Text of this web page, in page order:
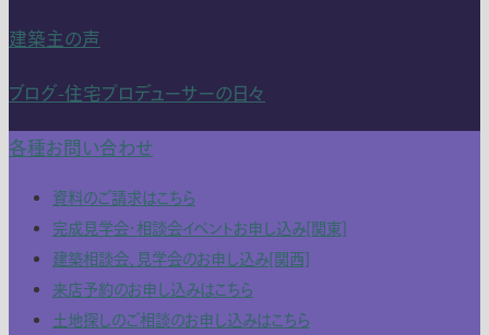
建築主の声
ブログ-住宅プロデューサーの日々
各種お問い合わせ
資料のご請求はこちら
完成見学会・相談会イベントお申し込み[関東]
建築相談会、見学会のお申し込み[関西]
来店予約のお申し込みはこちら
土地探しのご相談のお申し込みはこちら